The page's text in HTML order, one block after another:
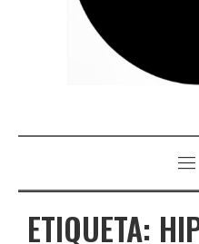
ETIQUETA: